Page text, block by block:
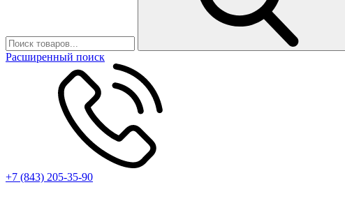
Расширенный поиск
+7 (843) 205-35-90